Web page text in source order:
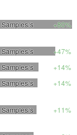
Samples/s +80%
Samples/s
+47%
Samples/s
+14%
Samples/s +14%
Samples/s +11%